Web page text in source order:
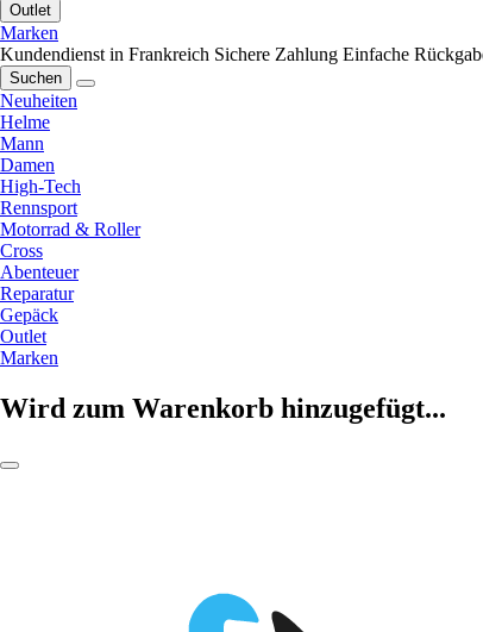
Outlet
Marken
Kundendienst in Frankreich Sichere Zahlung Einfache
Suchen
Neuheiten
Helme
Mann
Damen
High-Tech
Rennsport
Motorrad & Roller
Cross
Abenteuer
Reparatur
Gepäck
Outlet
Marken
Wird zum Warenkorb hinzugefügt...